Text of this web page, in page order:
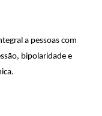
a pessoas com
bipolaridade e